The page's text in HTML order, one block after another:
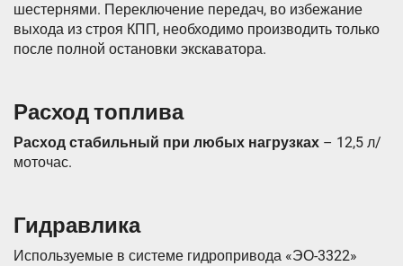
шестернями. Переключение передач, во избежание
выхода из строя КПП, необходимо производить только
после полной остановки экскаватора.
Расход топлива
Расход стабильный при любых нагрузках – 12,5 л/
моточас.
Гидравлика
Используемые в системе гидропривода «ЭО-3322»